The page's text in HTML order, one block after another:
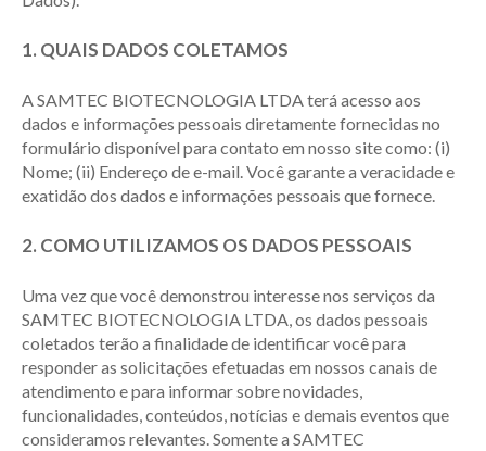
1. QUAIS DADOS COLETAMOS
A SAMTEC BIOTECNOLOGIA LTDA terá acesso aos
dados e informações pessoais diretamente fornecidas no
formulário disponível para contato em nosso site como: (i)
Nome; (ii) Endereço de e-mail. Você garante a veracidade e
exatidão dos dados e informações pessoais que fornece.
2. COMO UTILIZAMOS OS DADOS PESSOAIS
Uma vez que você demonstrou interesse nos serviços da
SAMTEC BIOTECNOLOGIA LTDA, os dados pessoais
coletados terão a finalidade de identificar você para
responder as solicitações efetuadas em nossos canais de
atendimento e para informar sobre novidades,
funcionalidades, conteúdos, notícias e demais eventos que
consideramos relevantes. Somente a SAMTEC